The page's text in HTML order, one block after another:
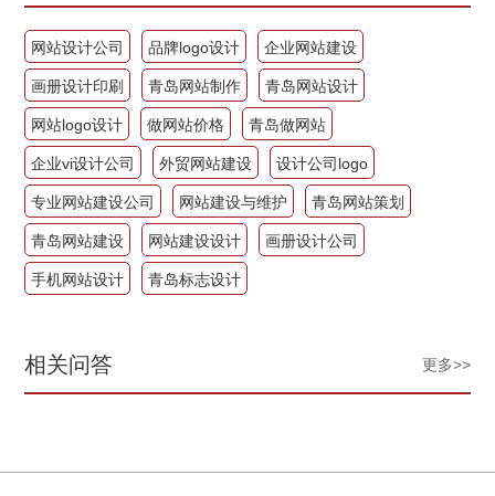
网站设计公司 品牌logo设计 企业网站建设
画册设计印刷 青岛网站制作 青岛网站设计
网站logo设计 做网站价格 青岛做网站
企业vi设计公司 外贸网站建设 设计公司logo
专业网站建设公司 网站建设与维护 青岛网站策划
青岛网站建设 网站建设设计 画册设计公司
手机网站设计 青岛标志设计
相关问答 更多>>